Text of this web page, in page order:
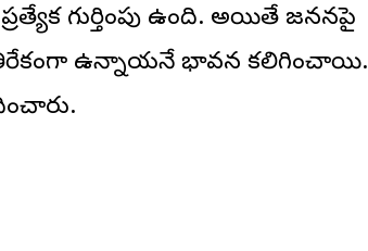
గుర్తింపు ఉంది. అయితే జనసేనపై
ఉన్నాయనే భావన కలిగించాయి.